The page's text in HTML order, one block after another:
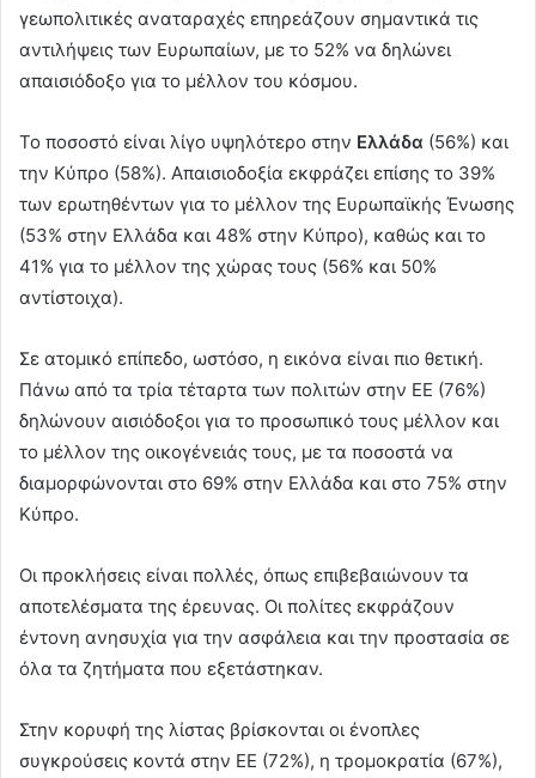
γεωπολιτικές αναταραχές επηρεάζουν σημαντικά τις
αντιλήψεις των Ευρωπαίων, με το 52% να δηλώνει
απαισιόδοξο για το μέλλον του κόσμου.
Το ποσοστό είναι λίγο υψηλότερο στην Ελλάδα (56%) και
την Κύπρο (58%). Απαισιοδοξία εκφράζει επίσης το 39%
των ερωτηθέντων για το μέλλον της Ευρωπαϊκής Ένωσης
(53% στην Ελλάδα και 48% στην Κύπρο), καθώς και το
41% για το μέλλον της χώρας τους (56% και 50%
αντίστοιχα).
Σε ατομικό επίπεδο, ωστόσο, η εικόνα είναι πιο θετική.
Πάνω από τα τρία τέταρτα των πολιτών στην ΕΕ (76%)
δηλώνουν αισιόδοξοι για το προσωπικό τους μέλλον και
το μέλλον της οικογένειάς τους, με τα ποσοστά να
διαμορφώνονται στο 69% στην Ελλάδα και στο 75% στην
Κύπρο.
Οι προκλήσεις είναι πολλές, όπως επιβεβαιώνουν τα
αποτελέσματα της έρευνας. Οι πολίτες εκφράζουν
έντονη ανησυχία για την ασφάλεια και την προστασία σε
όλα τα ζητήματα που εξετάστηκαν.
Στην κορυφή της λίστας βρίσκονται οι ένοπλες
συγκρούσεις κοντά στην ΕΕ (72%), η τρομοκρατία (67%),